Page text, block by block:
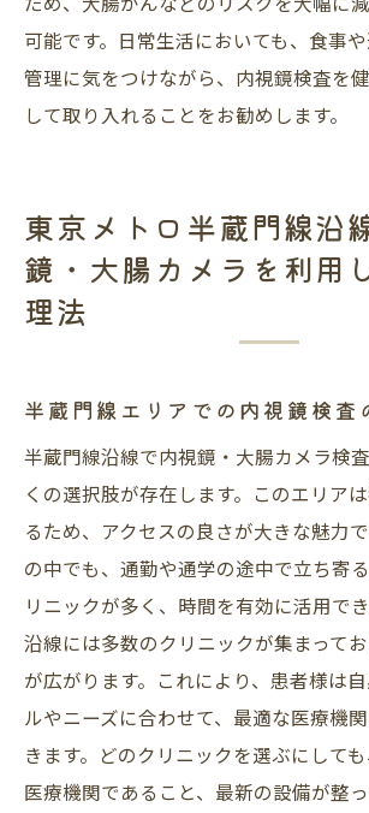
可能です。日常生活においても、食事
管理に気をつけながら、内視鏡検査を
して取り入れることをお勧めします。
東京メトロ半蔵門線沿
鏡・大腸カメラを利用
理法
半蔵門線エリアでの内視鏡検査
半蔵門線沿線で内視鏡・大腸カメラ検
くの選択肢が存在します。このエリア
るため、アクセスの良さが大きな魅力
の中でも、通勤や通学の途中で立ち寄
リニックが多く、時間を有効に活用でき
沿線には多数のクリニックが集まって
が広がります。これにより、患者様は
ルやニーズに合わせて、最適な医療機
きます。どのクリニックを選ぶにして
医療機関であること、最新の設備が整